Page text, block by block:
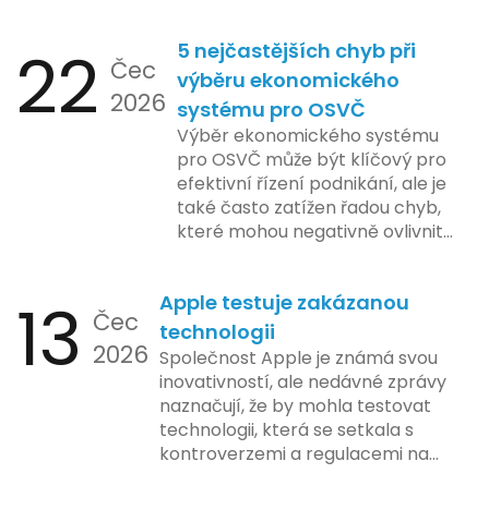
22 Čec
2026
5 nejčastějších chyb při
výběru ekonomického
systému pro OSVČ
Výběr ekonomického systému
pro OSVČ může být klíčový pro
efektivní řízení podnikání, ale je
také často zatížen řadou chyb,
které mohou negativně ovlivnit
by se podnikatelé měli vyvarovat.
13 Čec
2026
Apple testuje zakázanou
technologii
Společnost Apple je známá svou
inovativností, ale nedávné zprávy
naznačují, že by mohla testovat
technologii, která se setkala s
kontroverzemi a regulacemi na